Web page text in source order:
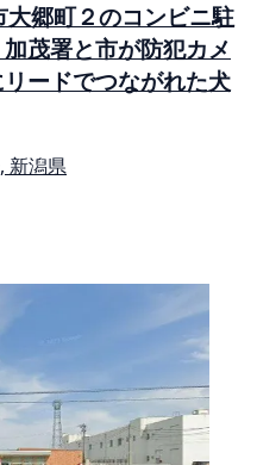
郷町２のコンビニ駐
茂署と市が防犯カメ
ードでつながれた犬
新潟県